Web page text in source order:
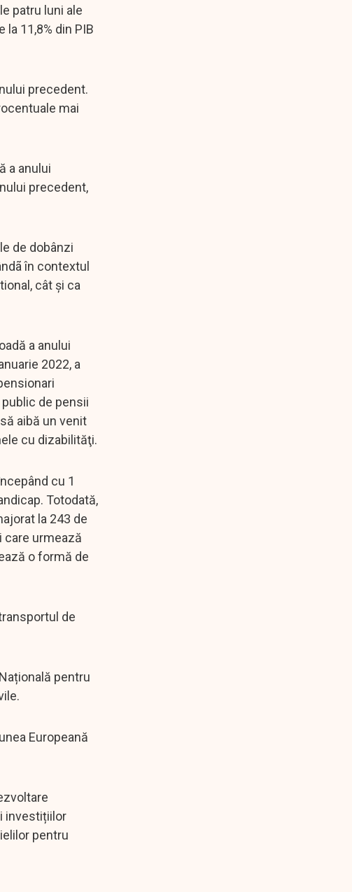
patru luni ale
11,8% din PIB
precedent.
mai
a anului
precedent,
de dobânzi
în contextul
cât și ca
a anului
2022, a
de pensii
aibă un venit
cu dizabilităţi.
cu 1
Totodată,
la 243 de
care urmează
o formă de
de
pentru
Europeană
investițiilor
pentru